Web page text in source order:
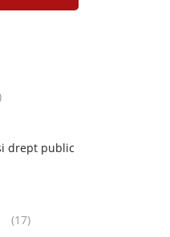
drept public
(17)